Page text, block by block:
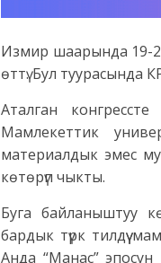
Измир шаарында 19-
өттү. Бул
Аталган
Мамлекеттик
материалдык эмес
көтөрүп чыкты.
Буга байланыштуу
бардык түрк тилдүү
Анда “Манас” эпосун